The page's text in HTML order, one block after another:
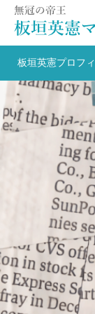
板垣英憲プロフ